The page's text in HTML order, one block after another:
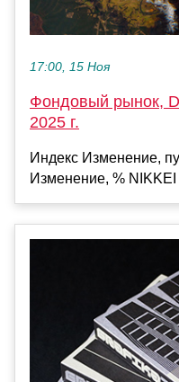
17:00, 15 Ноя
Фондовый рынок,
2025 г.
Индекс Изменение,
Изменение, % NIKKEI